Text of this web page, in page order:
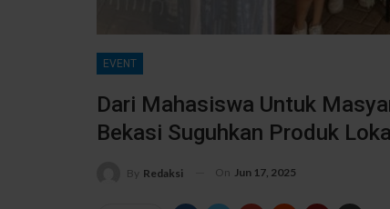
EVENT
Dari Mahasiswa Untuk
Bekasi Suguhkan Produk
By Redaksi On Jun 17, 2025